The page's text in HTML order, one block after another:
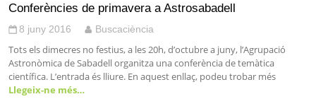
Conferències de primavera a Astrosabadell
8 juny 2016 Buscaciència
Tots els dimecres no festius, a les 20h, d’octubre a juny, l’Agrupació
Astronòmica de Sabadell organitza una conferència de temàtica
científica. L’entrada és lliure. En aquest enllaç, podeu trobar més
Llegeix-ne més…